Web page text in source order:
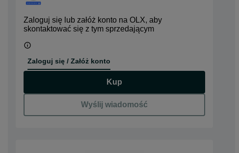
Zaloguj się lub załóż konto na OLX, aby
skontaktować się z tym sprzedającym
Zaloguj się / Załóż konto
Kup
Wyślij wiadomość